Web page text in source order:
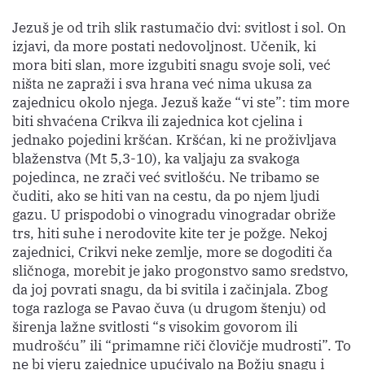
Jezuš je od trih slik rastumačio dvi: svitlost i sol. On
izjavi, da more postati nedovoljnost. Učenik, ki
mora biti slan, more izgubiti snagu svoje soli, već
ništa ne zapraži i sva hrana već nima ukusa za
zajednicu okolo njega. Jezuš kaže “vi ste”: tim more
biti shvaćena Crikva ili zajednica kot cjelina i
jednako pojedini kršćan. Kršćan, ki ne proživljava
blaženstva (Mt 5,3-10), ka valjaju za svakoga
pojedinca, ne zrači već svitlošću. Ne tribamo se
čuditi, ako se hiti van na cestu, da po njem ljudi
gazu. U prispodobi o vinogradu vinogradar obriže
trs, hiti suhe i nerodovite kite ter je požge. Nekoj
zajednici, Crikvi neke zemlje, more se dogoditi ča
sličnoga, morebit je jako progonstvo samo sredstvo,
da joj povrati snagu, da bi svitila i začinjala. Zbog
toga razloga se Pavao čuva (u drugom štenju) od
širenja lažne svitlosti “s visokim govorom ili
mudrošću” ili “primamne riči človičje mudrosti”. To
ne bi vjeru zajednice upućivalo na Božju snagu i